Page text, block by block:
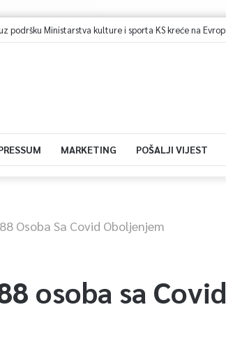
MARKETING POŠALJI VIJEST
Osoba Sa Covid Oboljenjem
osoba sa Covid